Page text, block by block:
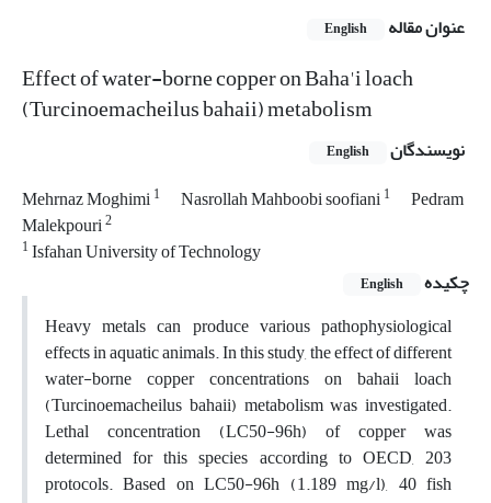
عنوان مقاله English
Effect of water-borne copper on Baha'i loach
(Turcinoemacheilus bahaii) metabolism
نویسندگان English
Mehrnaz Moghimi1 Nasrollah Mahboobi soofiani1
Pedram
Malekpouri2
1Isfahan University of Technology
چکیده
English
Heavy metals can produce various pathophysiological
effects in aquatic animals. In this study, the effect of different
water-borne copper concentrations on bahaii loach
(Turcinoemacheilus bahaii) metabolism was investigated.
Lethal concentration (LC50-96h) of copper was
determined for this species according to OECD, 203
protocols. Based on LC50-96h (1.189 mg/l), 40 fish